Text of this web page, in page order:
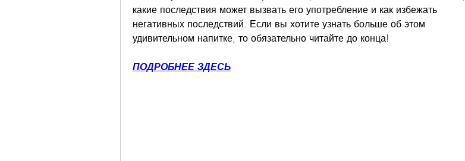
какие последствия может вызвать его употребление и как избежать
негативных последствий. Если вы хотите узнать больше об этом
удивительном напитке, то обязательно читайте до конца!
ПОДРОБНЕЕ ЗДЕСЬ